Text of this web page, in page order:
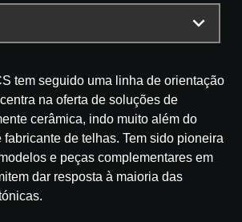
tem seguido uma linha de orientação
na oferta de soluções de
cerâmica, indo muito além do
fabricante de telhas. Tem sido pioneira
e peças complementares em
dar resposta à maioria das